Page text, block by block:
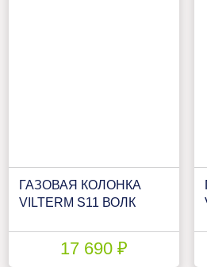
ГАЗОВАЯ КОЛОНКА
VILTERM S11 ВОЛК
17 690 ₽